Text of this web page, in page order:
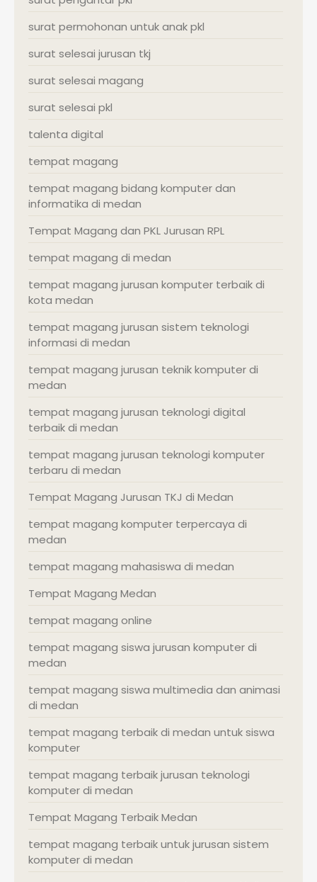
surat permohonan untuk anak pkl
surat selesai jurusan tkj
surat selesai magang
surat selesai pkl
talenta digital
tempat magang
tempat magang bidang komputer dan
informatika di medan
Tempat Magang dan PKL Jurusan RPL
tempat magang di medan
tempat magang jurusan komputer terbaik di
kota medan
tempat magang jurusan sistem teknologi
informasi di medan
tempat magang jurusan teknik komputer di
medan
tempat magang jurusan teknologi digital
terbaik di medan
tempat magang jurusan teknologi komputer
terbaru di medan
Tempat Magang Jurusan TKJ di Medan
tempat magang komputer terpercaya di
medan
tempat magang mahasiswa di medan
Tempat Magang Medan
tempat magang online
tempat magang siswa jurusan komputer di
medan
tempat magang siswa multimedia dan animasi
di medan
tempat magang terbaik di medan untuk siswa
komputer
tempat magang terbaik jurusan teknologi
komputer di medan
Tempat Magang Terbaik Medan
tempat magang terbaik untuk jurusan sistem
komputer di medan